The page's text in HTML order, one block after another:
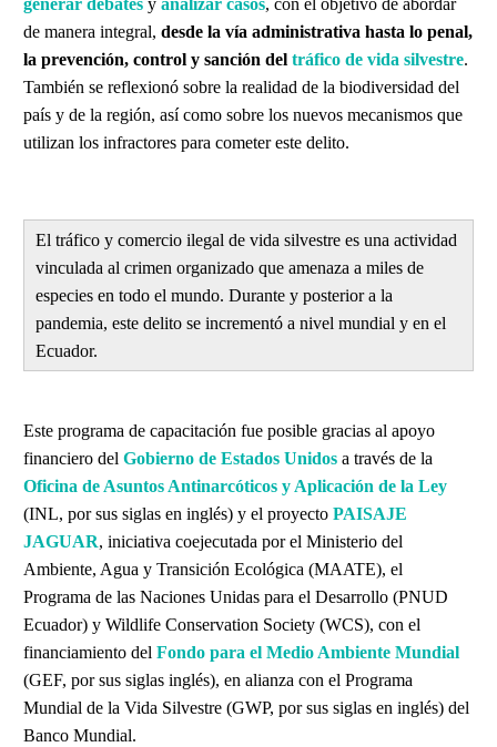
generar debates y analizar casos, con el objetivo de abordar
de manera integral, desde la vía administrativa hasta lo penal,
la prevención, control y sanción del tráfico de vida silvestre.
También se reflexionó sobre la realidad de la biodiversidad del
país y de la región, así como sobre los nuevos mecanismos que
utilizan los infractores para cometer este delito.
El tráfico y comercio ilegal de vida silvestre es una actividad
vinculada al crimen organizado que amenaza a miles de
especies en todo el mundo. Durante y posterior a la
pandemia, este delito se incrementó a nivel mundial y en el
Ecuador.
Este programa de capacitación fue posible gracias al apoyo
financiero del Gobierno de Estados Unidos a través de la
Oficina de Asuntos Antinarcóticos y Aplicación de la Ley
(INL, por sus siglas en inglés) y el proyecto PAISAJE
JAGUAR, iniciativa coejecutada por el Ministerio del
Ambiente, Agua y Transición Ecológica (MAATE), el
Programa de las Naciones Unidas para el Desarrollo (PNUD
Ecuador) y Wildlife Conservation Society (WCS), con el
financiamiento del Fondo para el Medio Ambiente Mundial
(GEF, por sus siglas inglés), en alianza con el Programa
Mundial de la Vida Silvestre (GWP, por sus siglas en inglés) del
Banco Mundial.